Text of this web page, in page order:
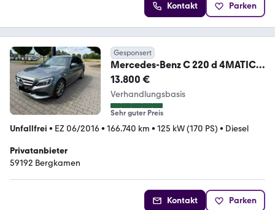
Kontakt Parken
Gesponsert
Mercedes-Benz C 220 d 4MATIC T
AVANTGARDE Autom.
AVANTGARDE
13.800 €
Verhandlungsbasis
Sehr guter Preis
Unfallfrei • EZ 06/2016• 166.740 km • 125 kW (170 PS) • Diesel
Privatanbieter
59192 Bergkamen
Kontakt Parken